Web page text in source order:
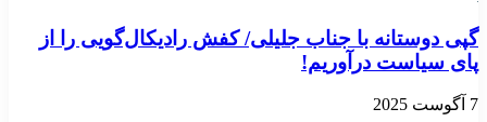
گپی دوستانه با جناب جلیلی/ کفش رادیکال‌گویی را از
پای سیاست درآوریم!
7 آگوست 2025